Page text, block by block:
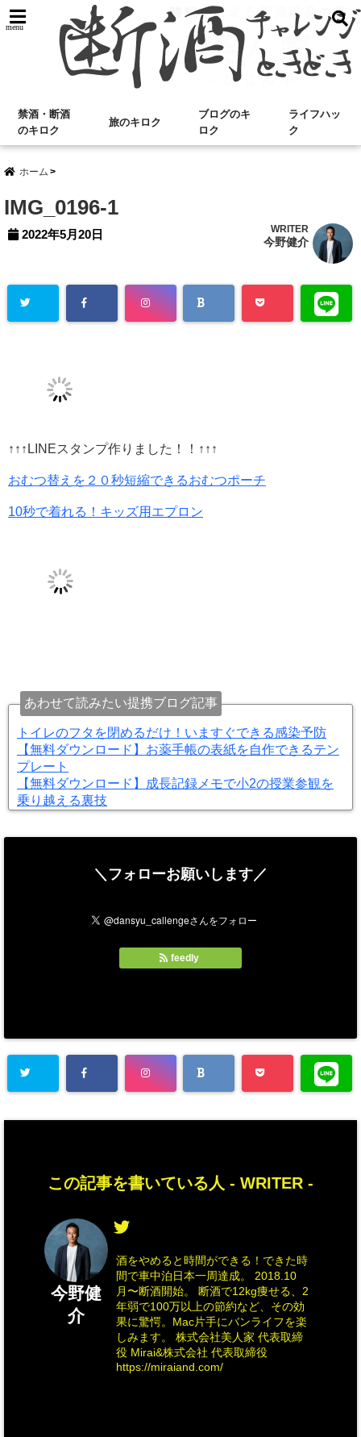
menu
禁酒・断酒
のキロク
旅のキロク
ブログのキ
ロク
ライフハッ
ク
ホーム
IMG_0196-1
2022年5月20日 WRITER
今野健介
↑↑↑LINEスタンプ作りました！！↑↑↑
おむつ替えを２０秒短縮できるおむつポーチ
10秒で着れる！キッズ用エプロン
あわせて読みたい提携ブログ記事
トイレのフタを閉めるだけ！いますぐできる感染予防
【無料ダウンロード】お薬手帳の表紙を自作できるテン
プレート
【無料ダウンロード】成長記録メモで小2の授業参観を
乗り越える裏技
＼フォローお願いします／
feedly
この記事を書いている人 - WRITER -
今野健
介
酒をやめると時間ができる！できた時
間で車中泊日本一周達成。 2018.10
月〜断酒開始。 断酒で12kg痩せる、2
年弱で100万以上の節約など、その効
果に驚愕。Mac片手にバンライフを楽
しみます。 株式会社美人家 代表取締
役 Mirai&株式会社 代表取締役
https://miraiand.com/